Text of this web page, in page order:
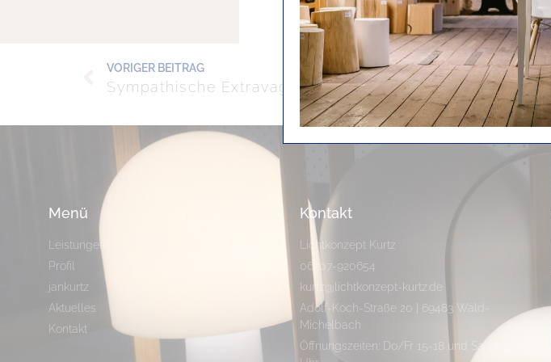
VORIGER BEITRAG
Sympathische Extravaganz
Menü
Leistungen
Profil
jankurtz
Aktuelles
Kontakt
Kontakt
Lichtkonzept Kurtz
06207-920654
kurtz@lichtkonzept-kurtz.de
Adolf-Koch-Straße 20 | 69483 Wald-
Michelbach
Öffnungszeiten: Do/Fr 15-18 und Sa 10-14